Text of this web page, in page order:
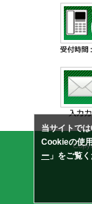
当サイトで
Cookieの使
ー 」をご覧く